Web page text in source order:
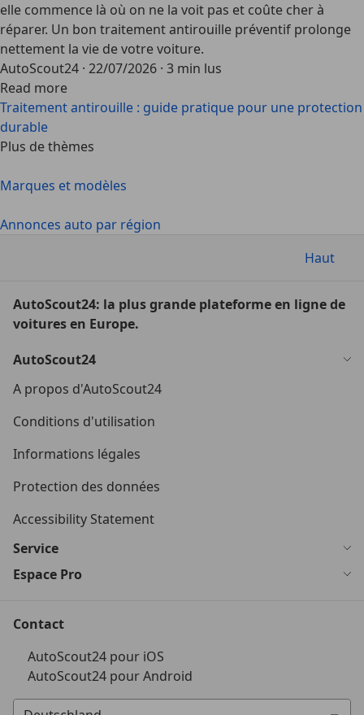
elle commence là où on ne la voit pas et coûte cher à
réparer. Un bon traitement antirouille préventif prolonge
nettement la vie de votre voiture.
AutoScout24 · 22/07/2026 · 3 min lus
Read more
Traitement antirouille : guide pratique pour une protection
durable
Plus de thèmes
Marques et modèles
Annonces auto par région
Haut
AutoScout24: la plus grande plateforme en ligne de
voitures en Europe.
AutoScout24
A propos d'AutoScout24
Conditions d'utilisation
Informations légales
Protection des données
Accessibility Statement
Service
Espace Pro
Contact
AutoScout24 pour iOS
AutoScout24 pour Android